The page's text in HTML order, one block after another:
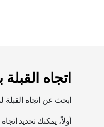
اتجاه القبلة
ابحث عن اتجاه
أولاً، يمكنك تحديد